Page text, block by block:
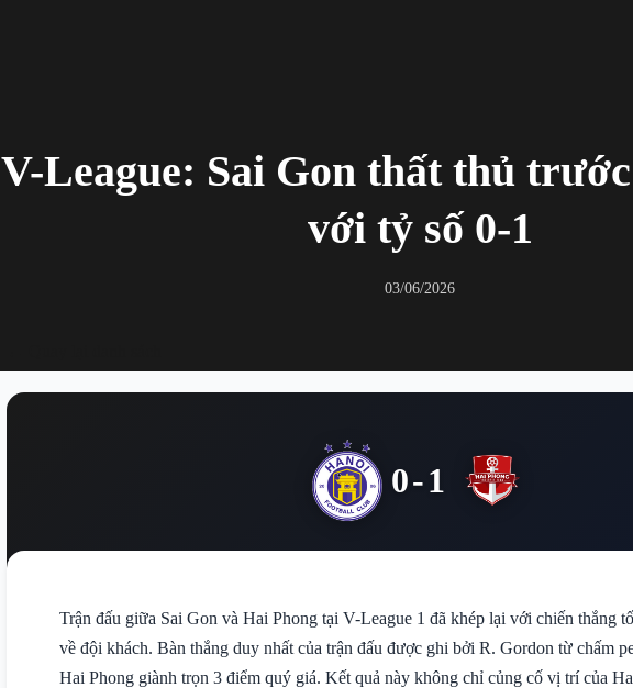
V-League: Sai Gon thất thủ
với tỷ số 0-1
03/06/2026
0-1
Trận đấu giữa Sai Gon và Hai Phong tại V-League 1 đã khép lại với chiến thắng
về đội khách. Bàn thắng duy nhất của trận đấu được ghi bởi R. Gordon từ chấm
Hai Phong giành trọn 3 điểm quý giá. Kết quả này không chỉ củng cố vị trí của